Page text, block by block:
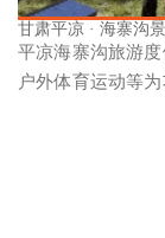
甘肃平凉 · 海寨沟
平凉海寨沟旅游
户外体育运动等